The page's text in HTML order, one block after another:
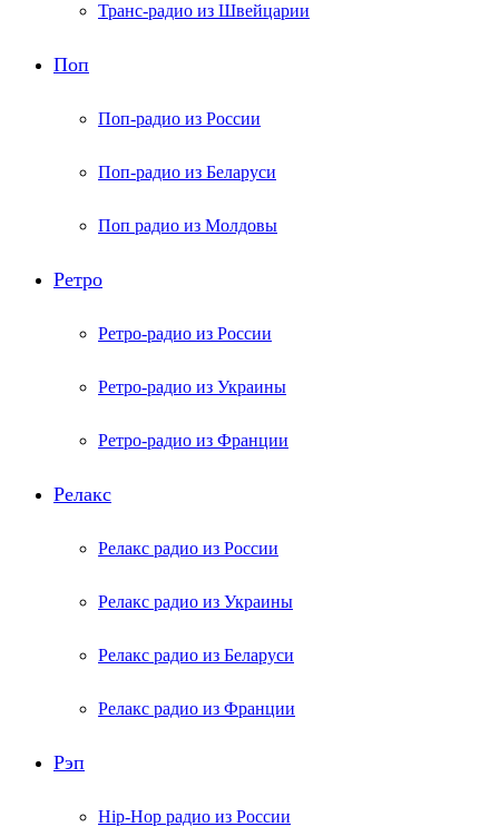
Транс-радио из Швейцарии
Поп
Поп-радио из России
Поп-радио из Беларуси
Поп радио из Молдовы
Ретро
Ретро-радио из России
Ретро-радио из Украины
Ретро-радио из Франции
Релакс
Релакс радио из России
Релакс радио из Украины
Релакс радио из Беларуси
Релакс радио из Франции
Рэп
Hip-Hop радио из России